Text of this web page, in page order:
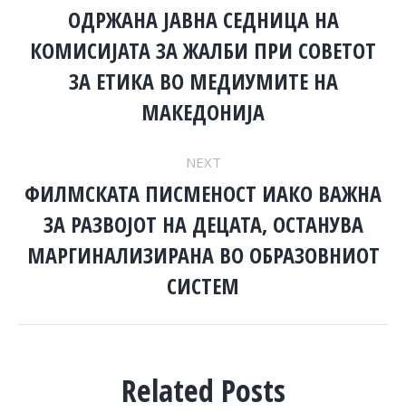
NAVIGATION
Previous
post:
OДРЖАНА ЈАВНА СЕДНИЦА НА
КОМИСИЈАТА ЗА ЖАЛБИ ПРИ СОВЕТОТ
ЗА ЕТИКА ВО МЕДИУМИТЕ НА
МАКЕДОНИЈА
NEXT
Next
post:
ФИЛМСКАТА ПИСМЕНОСТ ИАКО ВАЖНА
ЗА РАЗВОЈОТ НА ДЕЦАТА, ОСТАНУВА
МАРГИНАЛИЗИРАНА ВО ОБРАЗОВНИОТ
СИСТЕМ
Related Posts